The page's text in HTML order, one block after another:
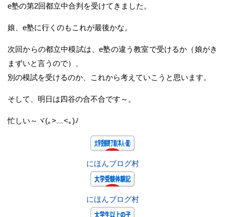
e塾の第2回都立中合判を受けてきました。
娘、e塾に行くのもこれが最後かな。
次回からの都立中模試は、e塾の違う教室で受けるか（娘がき
まずいと言うので）、
別の模試を受けるのか、これから考えていこうと思います。
そして、明日は四谷の合不合です～。
忙しい～ヾ(｡>﹏<｡)ﾉ
にほんブログ村
にほんブログ村